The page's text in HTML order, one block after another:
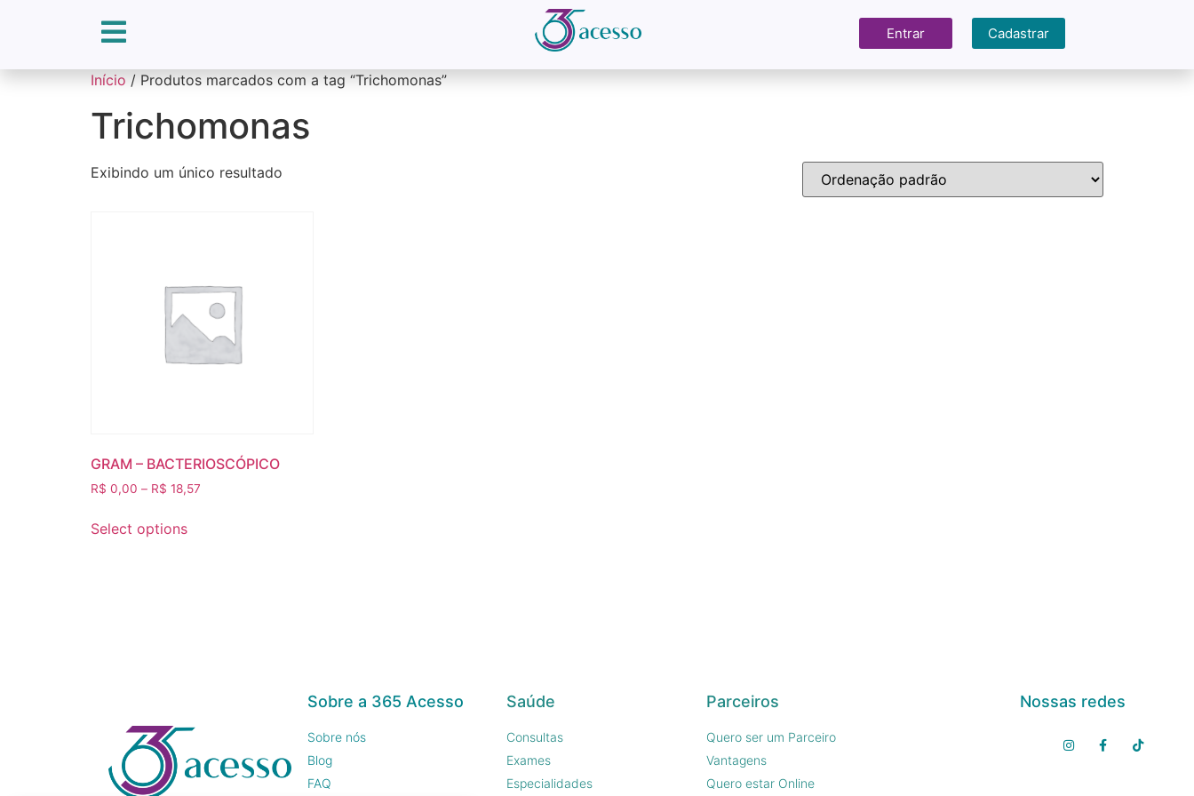
Entrar Cadastrar
Início / Produtos marcados com a tag “Trichomonas”
Trichomonas
Exibindo um único resultado
GRAM – BACTERIOSCÓPICO
R$ 0,00 – R$ 18,57
Select options
Sobre a 365 Acesso
Sobre nós
Blog
FAQ
Saúde
Consultas
Exames
Especialidades
Parceiros
Quero ser um Parceiro
Vantagens
Quero estar Online
Nossas redes